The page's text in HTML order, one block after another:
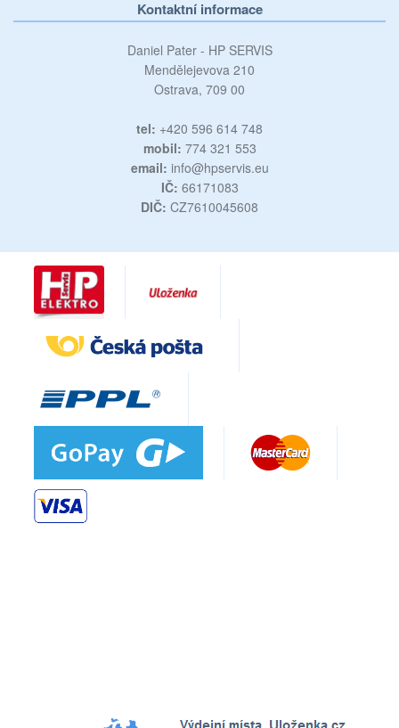
Kontaktní informace
Daniel Pater - HP SERVIS
Mendělejevova 210
Ostrava, 709 00
tel: +420 596 614 748
mobil: 774 321 553
email: info@hpservis.eu
IČ: 66171083
DIČ: CZ7610045608